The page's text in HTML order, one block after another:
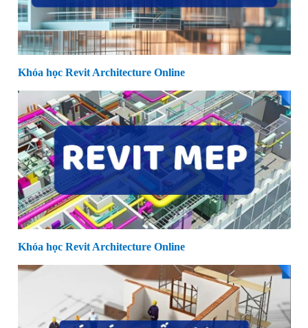
Khóa học Revit Architecture Online
Khóa học Revit Architecture Online